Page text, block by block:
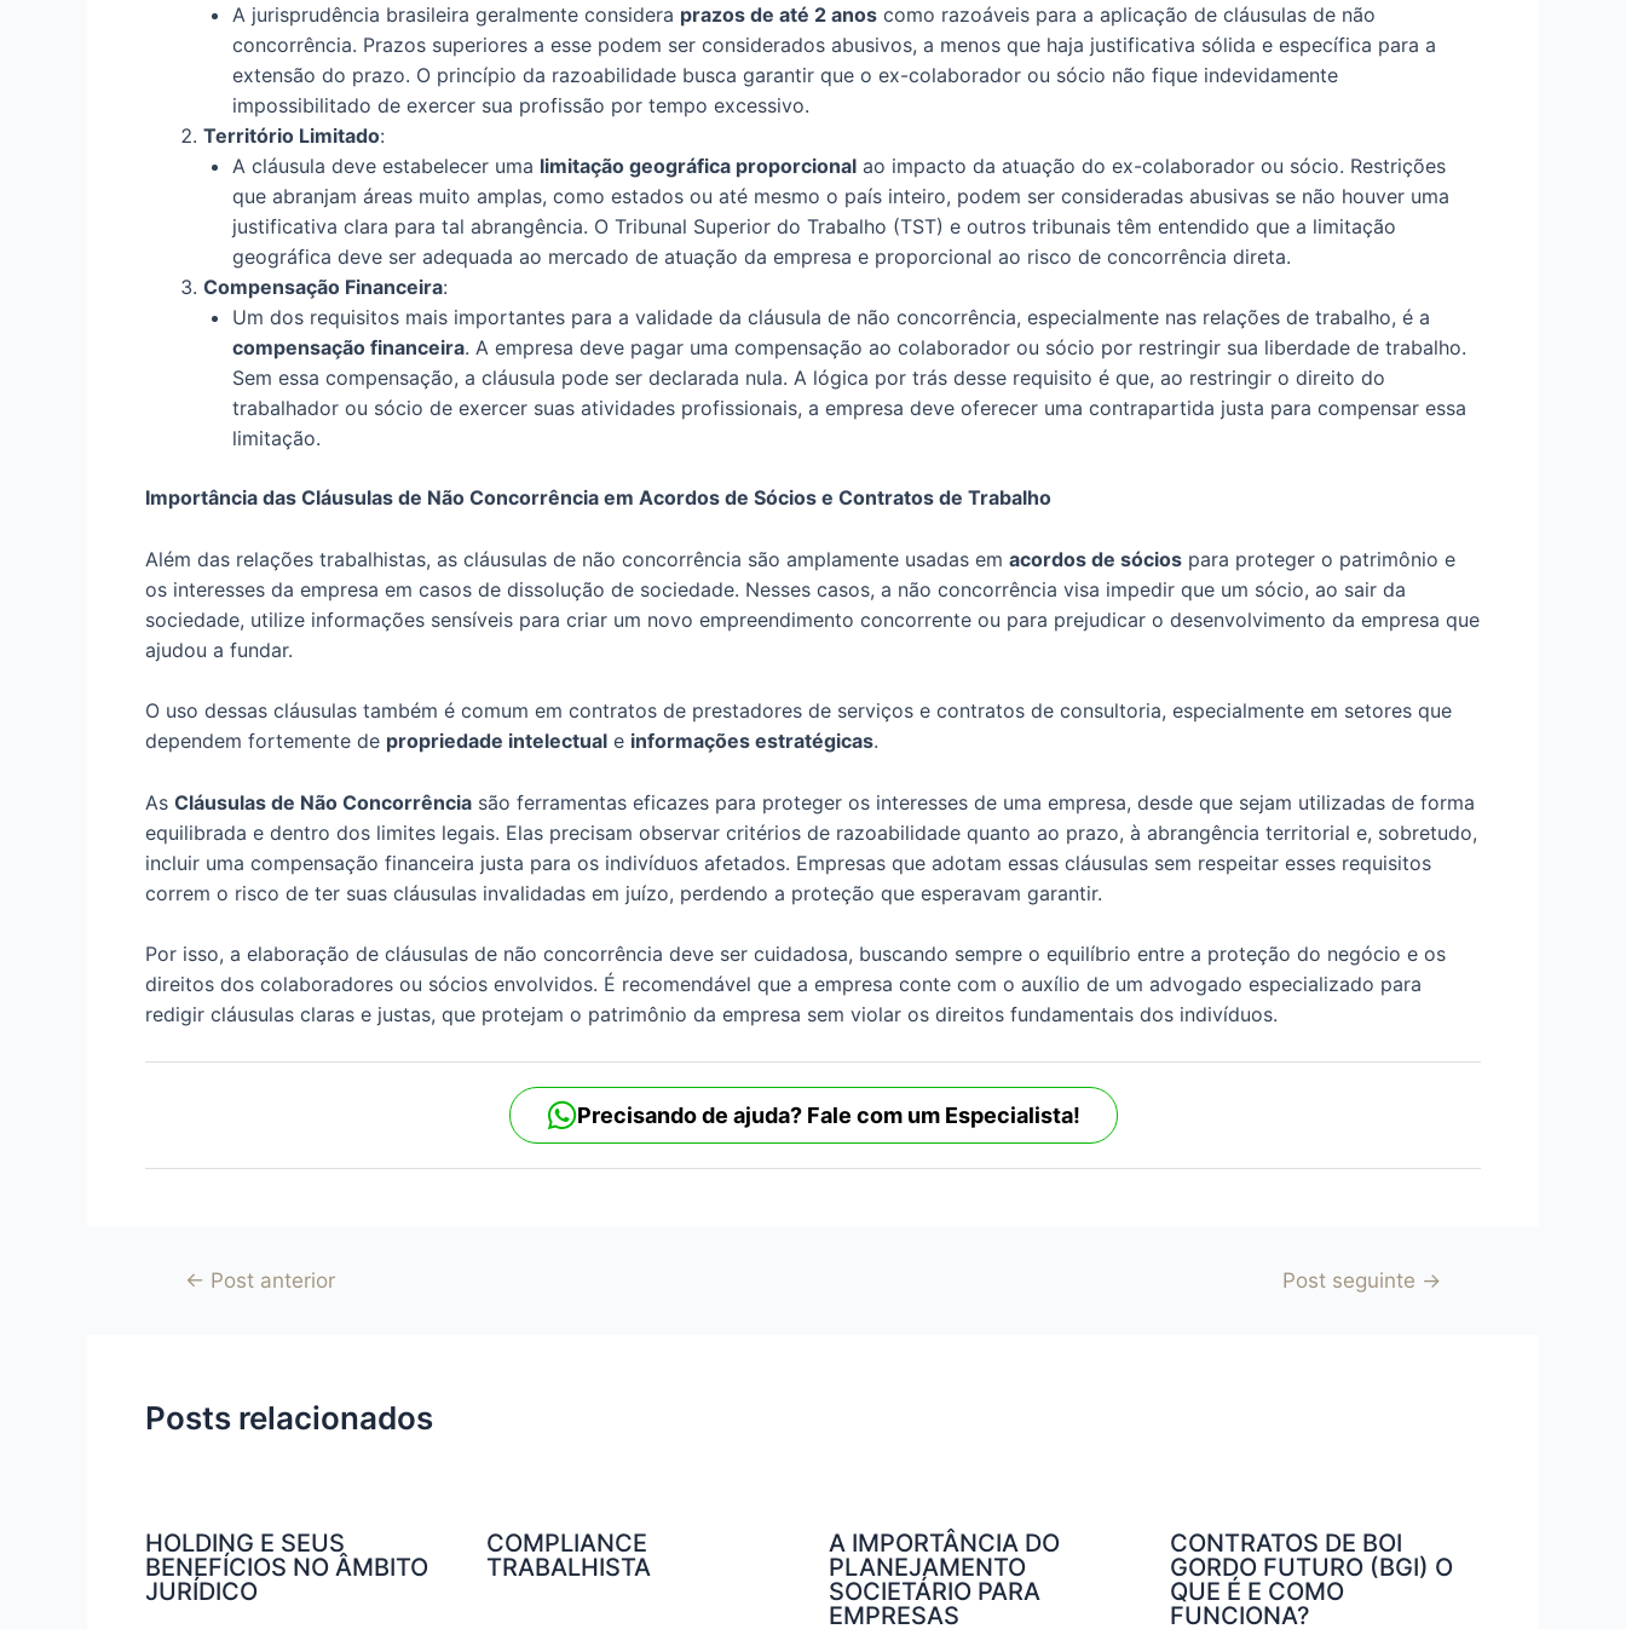
A jurisprudência brasileira geralmente considera prazos de até 2 anos como razoáveis para a aplicação de cláusulas de não
concorrência. Prazos superiores a esse podem ser considerados abusivos, a menos que haja justificativa sólida e específica para a
extensão do prazo. O princípio da razoabilidade busca garantir que o ex-colaborador ou sócio não fique indevidamente
impossibilitado de exercer sua profissão por tempo excessivo.
Território Limitado:
A cláusula deve estabelecer uma limitação geográfica proporcional ao impacto da atuação do ex-colaborador ou sócio. Restrições
que abranjam áreas muito amplas, como estados ou até mesmo o país inteiro, podem ser consideradas abusivas se não houver uma
justificativa clara para tal abrangência. O Tribunal Superior do Trabalho (TST) e outros tribunais têm entendido que a limitação
geográfica deve ser adequada ao mercado de atuação da empresa e proporcional ao risco de concorrência direta.
Compensação Financeira:
Um dos requisitos mais importantes para a validade da cláusula de não concorrência, especialmente nas relações de trabalho, é a
compensação financeira. A empresa deve pagar uma compensação ao colaborador ou sócio por restringir sua liberdade de trabalho.
Sem essa compensação, a cláusula pode ser declarada nula. A lógica por trás desse requisito é que, ao restringir o direito do
trabalhador ou sócio de exercer suas atividades profissionais, a empresa deve oferecer uma contrapartida justa para compensar essa
limitação.
Importância das Cláusulas de Não Concorrência em Acordos de Sócios e Contratos de Trabalho
Além das relações trabalhistas, as cláusulas de não concorrência são amplamente usadas em acordos de sócios para proteger o patrimônio e
os interesses da empresa em casos de dissolução de sociedade. Nesses casos, a não concorrência visa impedir que um sócio, ao sair da
sociedade, utilize informações sensíveis para criar um novo empreendimento concorrente ou para prejudicar o desenvolvimento da empresa que
ajudou a fundar.
O uso dessas cláusulas também é comum em contratos de prestadores de serviços e contratos de consultoria, especialmente em setores que
dependem fortemente de propriedade intelectual e informações estratégicas.
As Cláusulas de Não Concorrência são ferramentas eficazes para proteger os interesses de uma empresa, desde que sejam utilizadas de forma
equilibrada e dentro dos limites legais. Elas precisam observar critérios de razoabilidade quanto ao prazo, à abrangência territorial e, sobretudo,
incluir uma compensação financeira justa para os indivíduos afetados. Empresas que adotam essas cláusulas sem respeitar esses requisitos
correm o risco de ter suas cláusulas invalidadas em juízo, perdendo a proteção que esperavam garantir.
Por isso, a elaboração de cláusulas de não concorrência deve ser cuidadosa, buscando sempre o equilíbrio entre a proteção do negócio e os
direitos dos colaboradores ou sócios envolvidos. É recomendável que a empresa conte com o auxílio de um advogado especializado para
redigir cláusulas claras e justas, que protejam o patrimônio da empresa sem violar os direitos fundamentais dos indivíduos.
Precisando de ajuda? Fale com um Especialista!
← Post anterior Post seguinte →
Posts relacionados
HOLDING E SEUS
BENEFÍCIOS NO ÂMBITO
JURÍDICO
COMPLIANCE
TRABALHISTA
A IMPORTÂNCIA DO
PLANEJAMENTO
SOCIETÁRIO PARA
EMPRESAS
CONTRATOS DE BOI
GORDO FUTURO (BGI) O
QUE É E COMO
FUNCIONA?